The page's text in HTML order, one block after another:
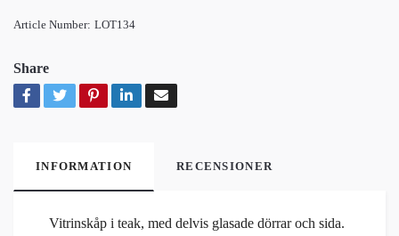
Article Number: LOT134
Share
INFORMATION RECENSIONER
Vitrinskåp i teak, med delvis glasade dörrar och sida.